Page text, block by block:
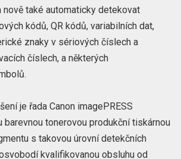
také automaticky detekovat
kódů, QR kódů, variabilních dat,
znaky v sériových číslech a
číslech, a některých
je řada Canon imagePRESS
barevnou tonerovou produkční tiskárnou
s takovou úrovní detekčních
kvalifikovanou obsluhu od